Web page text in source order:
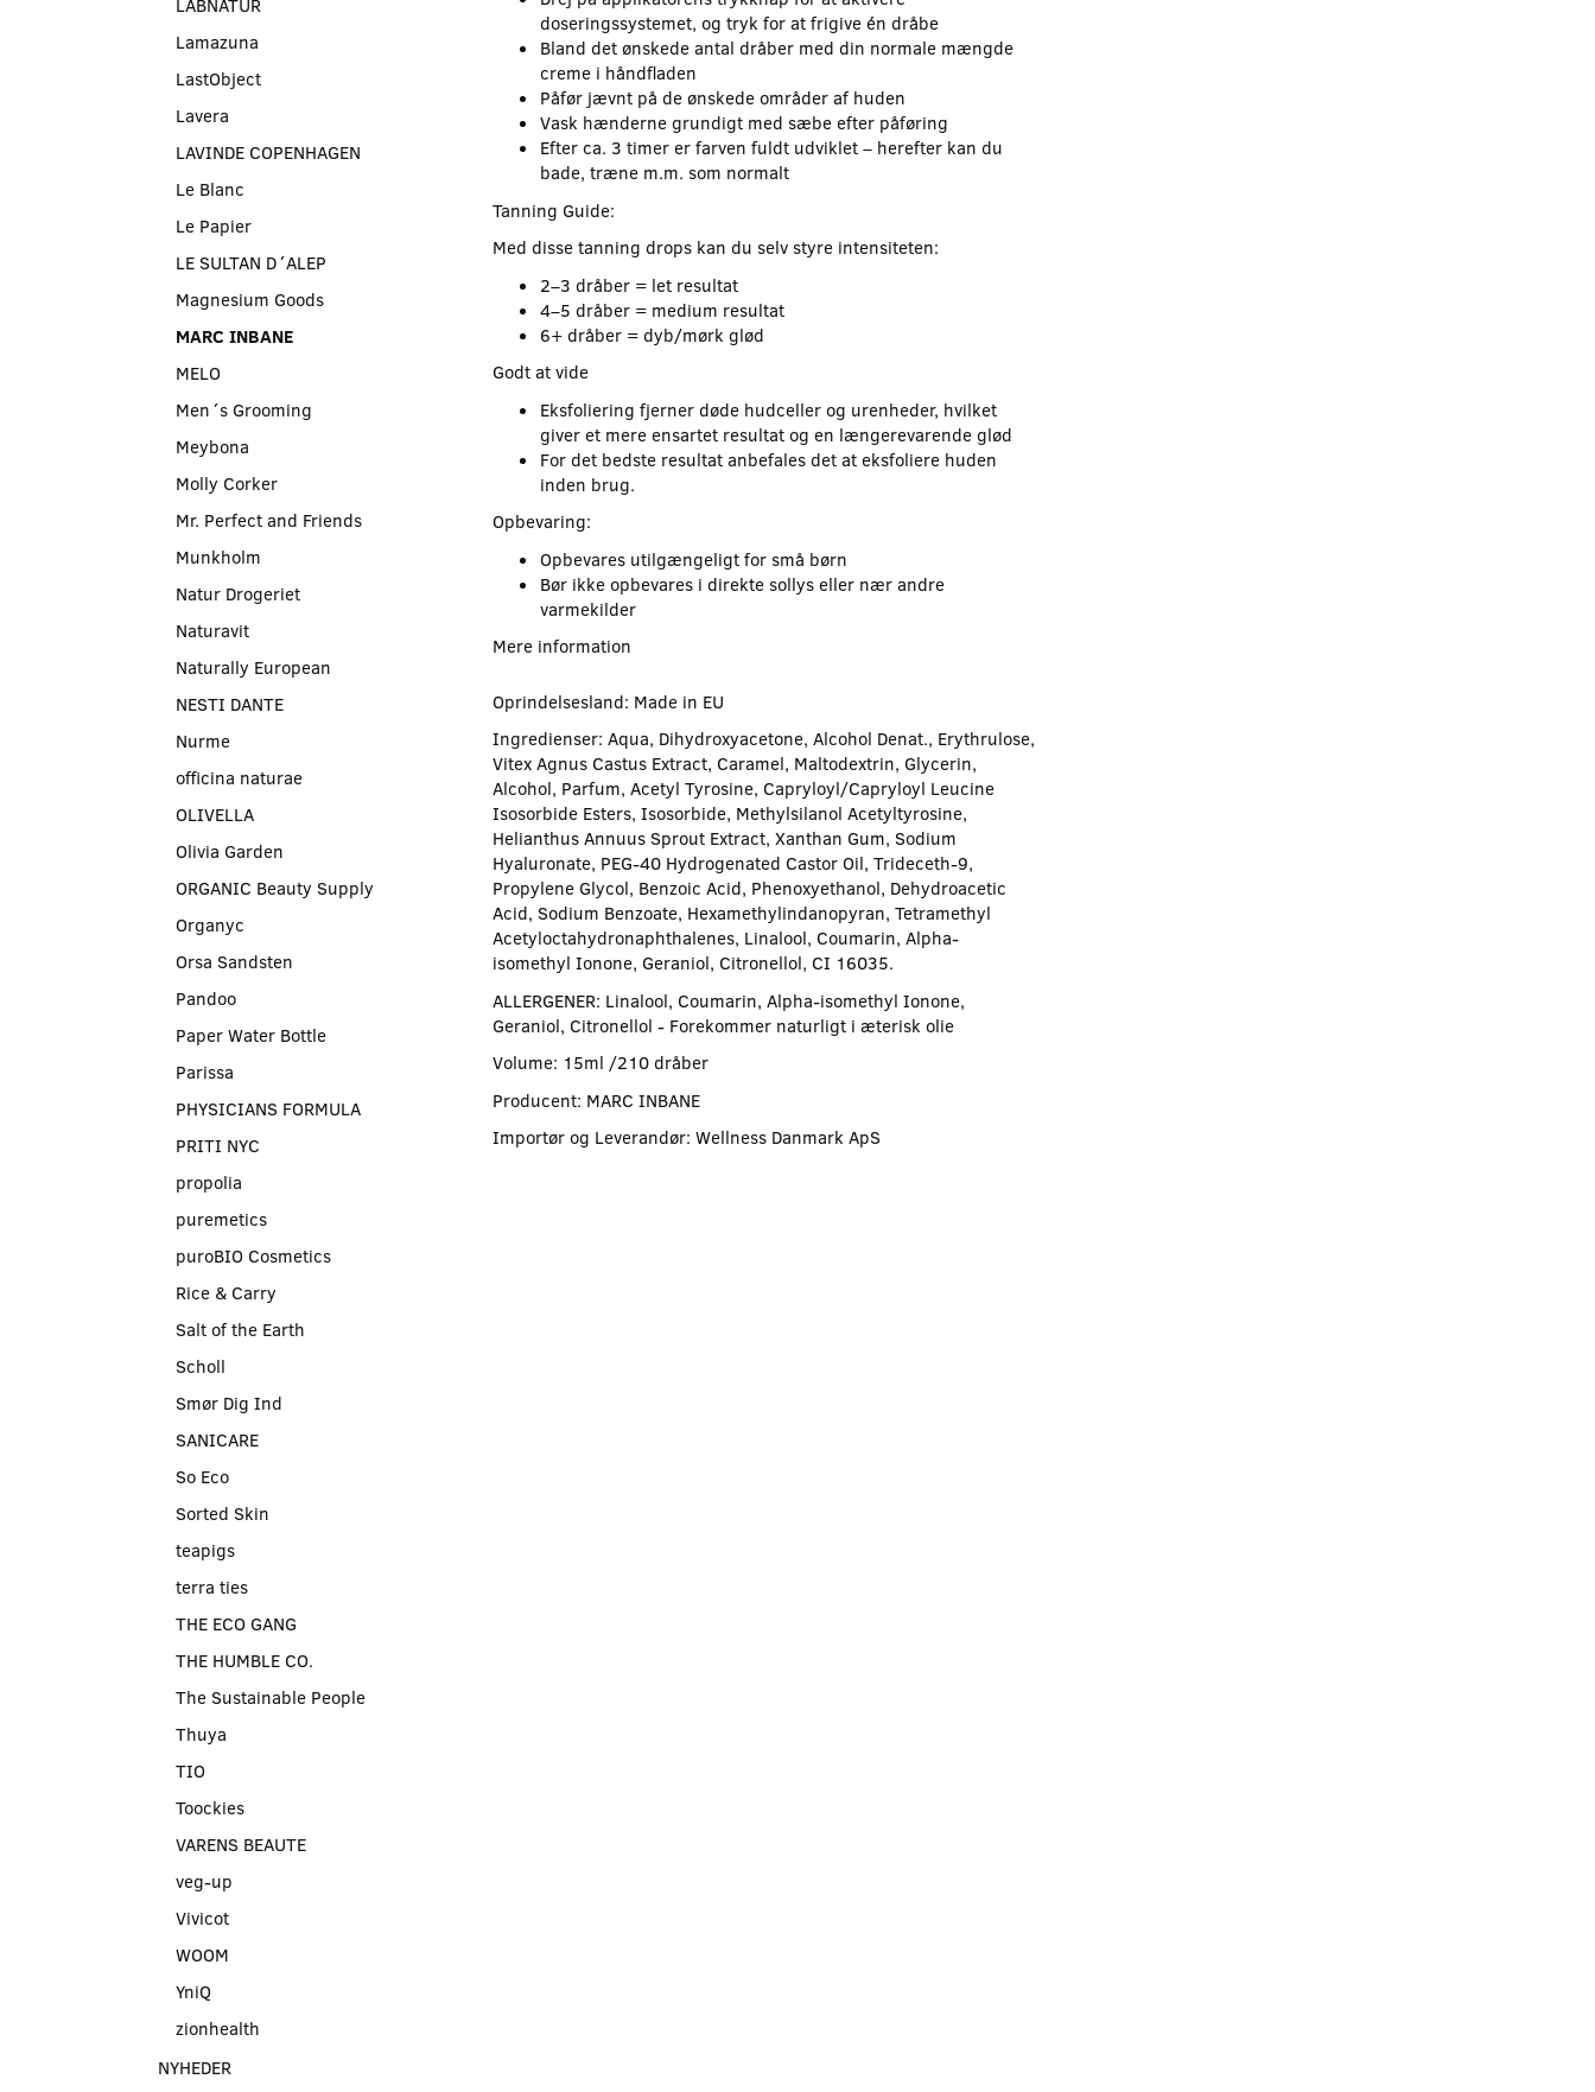
Lamazuna
LastObject
Lavera
LAVINDE COPENHAGEN
Le Blanc
Le Papier
LE SULTAN D´ALEP
Magnesium Goods
MARC INBANE
MELO
Men´s Grooming
Meybona
Molly Corker
Mr. Perfect and Friends
Munkholm
Natur Drogeriet
Naturavit
Naturally European
NESTI DANTE
Nurme
officina naturae
OLIVELLA
Olivia Garden
ORGANIC Beauty Supply
Organyc
Orsa Sandsten
Pandoo
Paper Water Bottle
Parissa
PHYSICIANS FORMULA
PRITI NYC
propolia
puremetics
puroBIO Cosmetics
Rice & Carry
Salt of the Earth
Scholl
Smør Dig Ind
SANICARE
So Eco
Sorted Skin
teapigs
terra ties
THE ECO GANG
THE HUMBLE CO.
The Sustainable People
Thuya
TIO
Toockies
VARENS BEAUTE
veg-up
Vivicot
WOOM
YniQ
zionhealth
NYHEDER
doseringssystemet, og tryk for at frigive én dråbe
Bland det ønskede antal dråber med din normale mængde
creme i håndfladen
Påfør jævnt på de ønskede områder af huden
Vask hænderne grundigt med sæbe efter påføring
Efter ca. 3 timer er farven fuldt udviklet – herefter kan du
bade, træne m.m. som normalt
Tanning Guide:
Med disse tanning drops kan du selv styre intensiteten:
2–3 dråber = let resultat
4–5 dråber = medium resultat
6+ dråber = dyb/mørk glød
Godt at vide
Eksfoliering fjerner døde hudceller og urenheder, hvilket
giver et mere ensartet resultat og en længerevarende glød
For det bedste resultat anbefales det at eksfoliere huden
inden brug.
Opbevaring:
Opbevares utilgængeligt for små børn
Bør ikke opbevares i direkte sollys eller nær andre
varmekilder
Mere information
Oprindelsesland: Made in EU
Ingredienser: Aqua, Dihydroxyacetone, Alcohol Denat., Erythrulose,
Vitex Agnus Castus Extract, Caramel, Maltodextrin, Glycerin,
Alcohol, Parfum, Acetyl Tyrosine, Capryloyl/Capryloyl Leucine
Isosorbide Esters, Isosorbide, Methylsilanol Acetyltyrosine,
Helianthus Annuus Sprout Extract, Xanthan Gum, Sodium
Hyaluronate, PEG-40 Hydrogenated Castor Oil, Trideceth-9,
Propylene Glycol, Benzoic Acid, Phenoxyethanol, Dehydroacetic
Acid, Sodium Benzoate, Hexamethylindanopyran, Tetramethyl
Acetyloctahydronaphthalenes, Linalool, Coumarin, Alpha-
isomethyl Ionone, Geraniol, Citronellol, CI 16035.
ALLERGENER: Linalool, Coumarin, Alpha-isomethyl Ionone,
Geraniol, Citronellol - Forekommer naturligt i æterisk olie
Volume: 15ml /210 dråber
Producent: MARC INBANE
Importør og Leverandør: Wellness Danmark ApS